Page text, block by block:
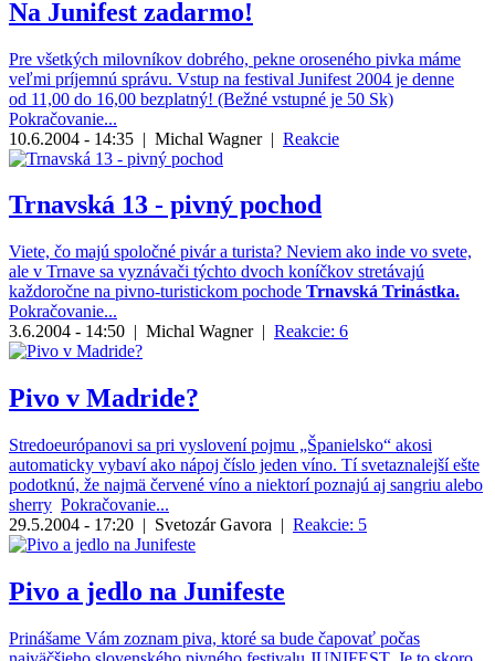
Na Junifest zadarmo!
Pre všetkých milovníkov dobrého, pekne oroseného pivka máme
veľmi príjemnú správu. Vstup na festival Junifest 2004 je denne
od 11,00 do 16,00 bezplatný! (Bežné vstupné je 50 Sk)
Pokračovanie...
10.6.2004 - 14:35 | Michal Wagner | Reakcie
Trnavská 13 - pivný pochod
Viete, čo majú spoločné pivár a turista? Neviem ako inde vo svete,
ale v Trnave sa vyznávači týchto dvoch koníčkov stretávajú
každoročne na pivno-turistickom pochode Trnavská Trinástka.
Pokračovanie...
3.6.2004 - 14:50 | Michal Wagner | Reakcie: 6
Pivo v Madride?
Stredoeurópanovi sa pri vyslovení pojmu „Španielsko“ akosi
automaticky vybaví ako nápoj číslo jeden víno. Tí svetaznalejší ešte
podotknú, že najmä červené víno a niektorí poznajú aj sangriu alebo
sherry Pokračovanie...
29.5.2004 - 17:20 | Svetozár Gavora | Reakcie: 5
Pivo a jedlo na Junifeste
Prinášame Vám zoznam piva, ktoré sa bude čapovať počas